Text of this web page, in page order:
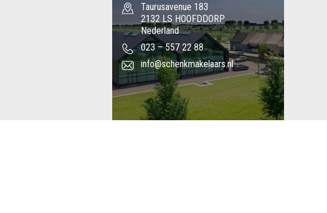
Taurusavenue 183
2132 LS HOOFDDORP
Nederland
023 – 557 22 88
info@schenkmakelaars.nl